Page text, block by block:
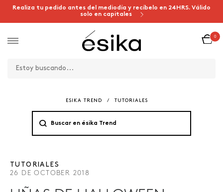
Realiza tu pedido antes del mediodía y recíbelo en 24HRS. Válido
solo en capitales
0
ESIKA TREND / TUTORIALES
TUTORIALES
26 DE OCTOBER 2018